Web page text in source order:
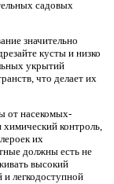
садовых
значительно
кусты и низко
укрытий
что делает их
от насекомых-
химический контроль,
их
должны есть не
высокий
и легкодоступной